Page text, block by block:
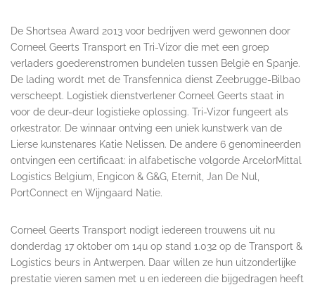
De Shortsea Award 2013 voor bedrijven werd gewonnen door
Corneel Geerts Transport en Tri-Vizor die met een groep
verladers goederenstromen bundelen tussen België en Spanje.
De lading wordt met de Transfennica dienst Zeebrugge-Bilbao
verscheept. Logistiek dienstverlener Corneel Geerts staat in
voor de deur-deur logistieke oplossing. Tri-Vizor fungeert als
orkestrator. De winnaar ontving een uniek kunstwerk van de
Lierse kunstenares Katie Nelissen. De andere 6 genomineerden
ontvingen een certificaat: in alfabetische volgorde ArcelorMittal
Logistics Belgium, Engicon & G&G, Eternit, Jan De Nul,
PortConnect en Wijngaard Natie.
Corneel Geerts Transport nodigt iedereen trouwens uit nu
donderdag 17 oktober om 14u op stand 1.032 op de Transport &
Logistics beurs in Antwerpen. Daar willen ze hun uitzonderlijke
prestatie vieren samen met u en iedereen die bijgedragen heeft